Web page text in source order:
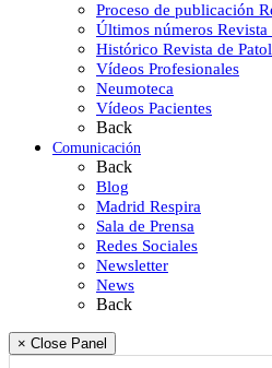
Proceso de publicación
Últimos números
Histórico Revista de
Vídeos Profesionales
Neumoteca
Vídeos Pacientes
Back
Comunicación
Back
Blog
Madrid Respira
Sala de Prensa
Redes Sociales
Newsletter
News
Back
× Close Panel